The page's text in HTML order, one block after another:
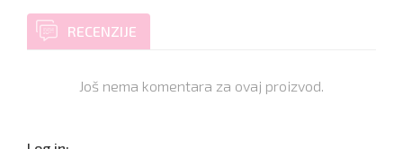
RECENZIJE
Još nema komentara za ovaj proizvod.